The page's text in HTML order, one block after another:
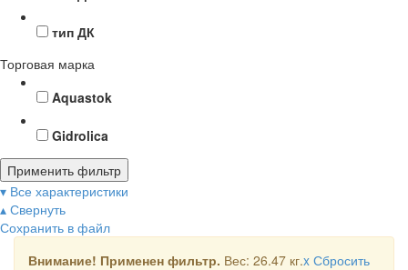
тип ДК
Торговая марка
Aquastok
Gidrolica
Применить фильтр
▾ Все характеристики
▴ Свернуть
Сохранить в файл
Внимание! Применен фильтр. Вес: 26.47 кг.x Сбросить